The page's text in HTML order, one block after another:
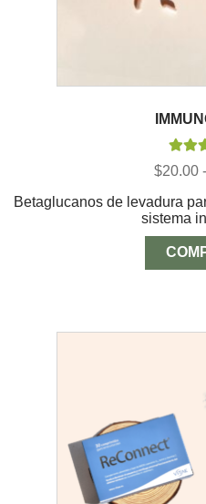
$20.00 -
Betaglucanos de levadura
sistema